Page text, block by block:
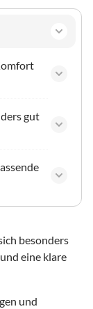
gut
besonders
eine klare
und